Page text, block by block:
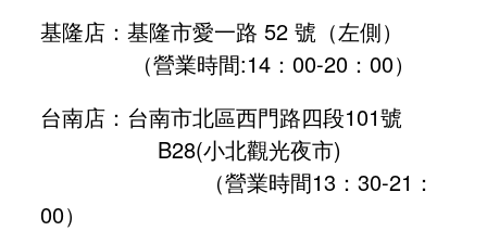
基隆店：基隆市愛一路 52 號（左側）
（營業時間:14：00-20：00）
台南店：台南市北區西門路四段101號
B28(小北觀光夜市)
（營業時間13：30-21：
00）